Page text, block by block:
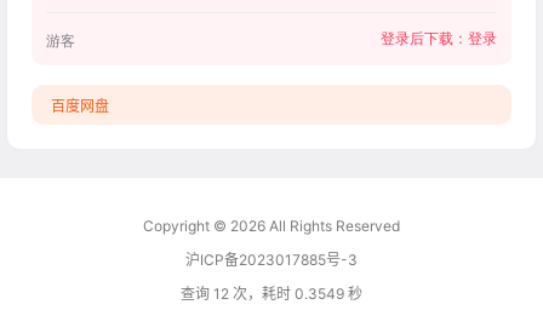
游客 登录后下载： 登录
百度网盘
Copyright © 2026 All Rights Reserved
沪ICP备2023017885号-3
查询 12 次，耗时 0.3549 秒